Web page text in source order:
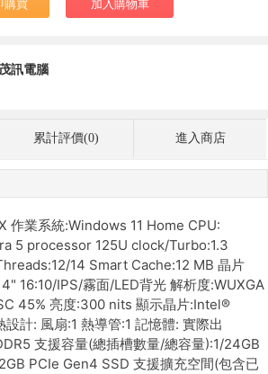
購買 加入購物車
訊電腦
累計評價(0) 進入商店
作業系統:Windows 11 Home CPU:
5 processor 125U clock/Turbo:1.3
14 Smart Cache:12 MB 晶片
16:10/IPS/霧面/LED背光 解析度:WUXGA
45% 亮度:300 nits 顯示晶片:Intel®
計: 風扇:1 熱導管:1 記憶體: 實際出
支援容量(總插槽數量/總容量):1/24GB
PCIe Gen4 SSD 支援擴充空間(包含已